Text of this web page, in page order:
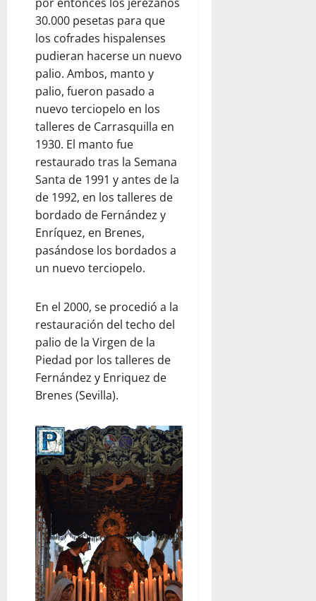
por entonces los jerezanos
30.000 pesetas para que
los cofrades hispalenses
pudieran hacerse un nuevo
palio. Ambos, manto y
palio, fueron pasado a
nuevo terciopelo en los
talleres de Carrasquilla en
1930. El manto fue
restaurado tras la Semana
Santa de 1991 y antes de la
de 1992, en los talleres de
bordado de Fernández y
Enríquez, en Brenes,
pasándose los bordados a
un nuevo terciopelo.
En el 2000, se procedió a la
restauración del techo del
palio de la Virgen de la
Piedad por los talleres de
Fernández y Enriquez de
Brenes (Sevilla).